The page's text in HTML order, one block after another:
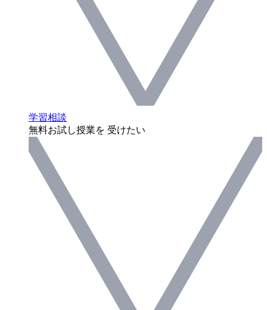
学習相談
無料お試し授業を 受けたい